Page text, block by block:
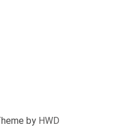
by HWD